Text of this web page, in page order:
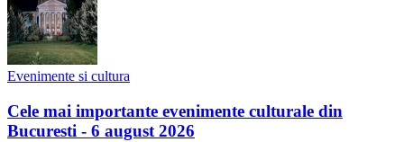
Evenimente si cultura
Cele mai importante evenimente culturale din
Bucuresti - 6 august 2026